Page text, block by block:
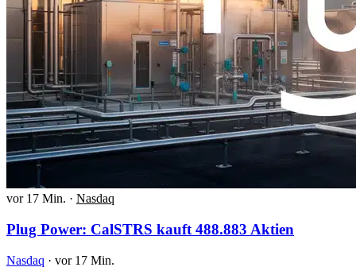
vor 17 Min. · Nasdaq
Plug Power: CalSTRS kauft 488.883 Aktien
Nasdaq · vor 17 Min.